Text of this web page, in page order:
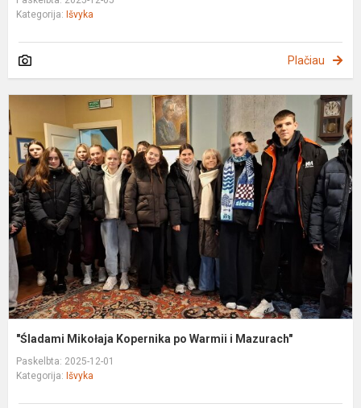
Kategorija: Išvyka
Plačiau
"Śladami Mikołaja Kopernika po Warmii i Mazurach"
Paskelbta: 2025-12-01
Kategorija: Išvyka